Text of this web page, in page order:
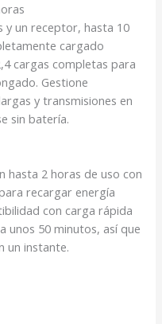
y un receptor, hasta 10
cargado
cargas completas para
. Gestione
y transmisiones en
sin batería.
hasta 2 horas de uso con
recargar energía
con carga rápida
unos 50 minutos, así que
un instante.